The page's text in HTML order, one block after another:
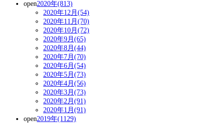
open2020年(813)
2020年12月(54)
2020年11月(70)
2020年10月(72)
2020年9月(65)
2020年8月(44)
2020年7月(70)
2020年6月(54)
2020年5月(73)
2020年4月(56)
2020年3月(73)
2020年2月(91)
2020年1月(91)
open2019年(1129)